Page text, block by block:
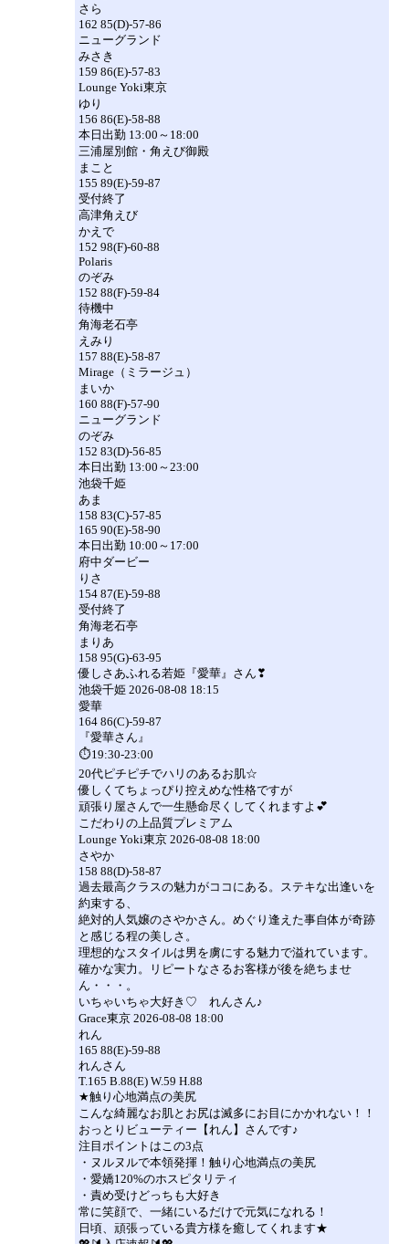
さら
162 85(D)-57-86
ニューグランド
みさき
159 86(E)-57-83
Lounge Yoki東京
ゆり
156 86(E)-58-88
本日出勤 13:00～18:00
三浦屋別館・角えび御殿
まこと
155 89(E)-59-87
受付終了
高津角えび
かえで
152 98(F)-60-88
Polaris
のぞみ
152 88(F)-59-84
待機中
角海老石亭
えみり
157 88(E)-58-87
Mirage（ミラージュ）
まいか
160 88(F)-57-90
ニューグランド
のぞみ
152 83(D)-56-85
本日出勤 13:00～23:00
池袋千姫
あま
158 83(C)-57-85
165 90(E)-58-90
本日出勤 10:00～17:00
府中ダービー
りさ
154 87(E)-59-88
受付終了
角海老石亭
まりあ
158 95(G)-63-95
優しさあふれる若姫『愛華』さん❣
池袋千姫 2026-08-08 18:15
愛華
164 86(C)-59-87
『愛華さん』
⏱19:30-23:00
20代ピチピチでハリのあるお肌☆
優しくてちょっぴり控えめな性格ですが
頑張り屋さんで一生懸命尽くしてくれますよ💕
こだわりの上品質プレミアム
Lounge Yoki東京 2026-08-08 18:00
さやか
158 88(D)-58-87
過去最高クラスの魅力がココにある。ステキな出逢いを
約束する、
絶対的人気嬢のさやかさん。めぐり逢えた事自体が奇跡
と感じる程の美しさ。
理想的なスタイルは男を虜にする魅力で溢れています。
確かな実力。リピートなさるお客様が後を絶ちませ
ん・・・。
いちゃいちゃ大好き♡ れんさん♪
Grace東京 2026-08-08 18:00
れん
165 88(E)-59-88
れんさん
T.165 B.88(E) W.59 H.88
★触り心地満点の美尻
こんな綺麗なお肌とお尻は滅多にお目にかかれない！！
おっとりビューティー【れん】さんです♪
注目ポイントはこの3点
・ヌルヌルで本領発揮！触り心地満点の美尻
・愛嬌120%のホスピタリティ
・責め受けどっちも大好き
常に笑顔で、一緒にいるだけで元気になれる！
日頃、頑張っている貴方様を癒してくれます★